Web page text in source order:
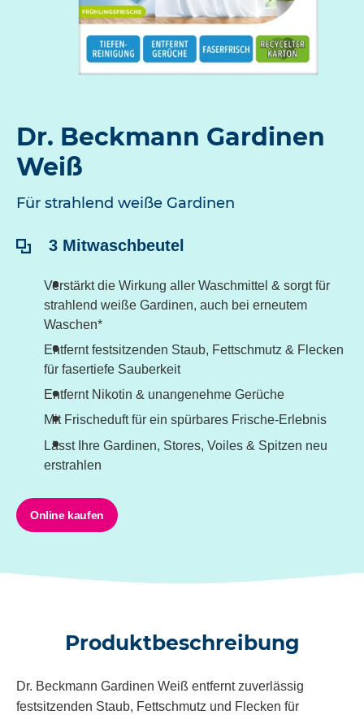
Dr. Beckmann Gardinen
Weiß
Für strahlend weiße Gardinen
Inhalt:3 Mitwaschbeutel
Verstärkt die Wirkung aller Waschmittel & sorgt für
strahlend weiße Gardinen, auch bei erneutem
Waschen*
Entfernt festsitzenden Staub, Fettschmutz & Flecken
für fasertiefe Sauberkeit
Entfernt Nikotin & unangenehme Gerüche
Mit Frischeduft für ein spürbares Frische-Erlebnis
Lässt Ihre Gardinen, Stores, Voiles & Spitzen neu
erstrahlen
Online kaufen
Produktbeschreibung
Dr. Beckmann Gardinen Weiß entfernt zuverlässig
festsitzenden Staub, Fettschmutz und Flecken für